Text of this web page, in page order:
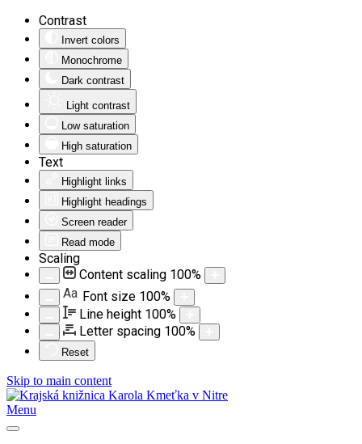
Contrast
Invert colors
Monochrome
Dark contrast
Light contrast
Low saturation
High saturation
Text
Highlight links
Highlight headings
Screen reader
Read mode
Scaling
Content scaling 100%
Aa Font size 100%
Line height 100%
Letter spacing 100%
Reset
Skip to main content
Menu